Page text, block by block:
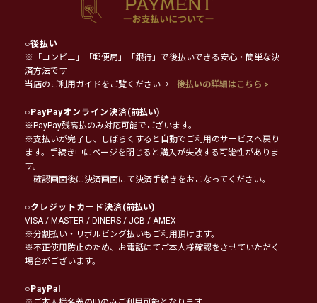
○後払い
※「コンビニ」「郵便局」「銀行」で後払いできる安心・簡単な決
済方法です
当店のご利用ガイドをご覧ください→
後払いの詳細はこちら >
○PayPayオンライン決済(前払い)
※PayPay残高払のみ対応可能でございます。
※支払いが完了し、しばらくすると自動でご利用のサービスへ戻り
ます。手続き中にページを閉じると購入が失敗する可能性がありま
す。
確認画面後に決済画面にて決済手続きをおこなってください。
○クレジットカード決済(前払い)
VISA / MASTER / DINERS / JCB / AMEX
※分割払い・リボルビング払いもご利用頂けます。
※不正使用防止のため、お電話にてご本人様確認をさせていただく
場合がございます。
○PayPal